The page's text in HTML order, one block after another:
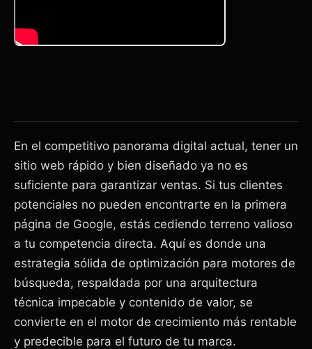
En el competitivo panorama digital actual, tener un
sitio web rápido y bien diseñado ya no es
suficiente para garantizar ventas. Si tus clientes
potenciales no pueden encontrarte en la primera
página de Google, estás cediendo terreno valioso
a tu competencia directa. Aquí es donde una
estrategia sólida de optimización para motores de
búsqueda, respaldada por una arquitectura
técnica impecable y contenido de valor, se
convierte en el motor de crecimiento más rentable
y predecible para el futuro de tu marca.